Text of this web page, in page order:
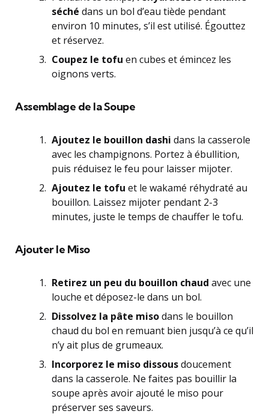
séché dans un bol d’eau tiède pendant
environ 10 minutes, s’il est utilisé. Égouttez
et réservez.
Coupez le tofu en cubes et émincez les
oignons verts.
Assemblage de la Soupe
Ajoutez le bouillon dashi dans la casserole
avec les champignons. Portez à ébullition,
puis réduisez le feu pour laisser mijoter.
Ajoutez le tofu et le wakamé réhydraté au
bouillon. Laissez mijoter pendant 2-3
minutes, juste le temps de chauffer le tofu.
Ajouter le Miso
Retirez un peu du bouillon chaud avec une
louche et déposez-le dans un bol.
Dissolvez la pâte misodans le bouillon
chaud du bol en remuant bien jusqu’à ce qu’il
n’y ait plus de grumeaux.
Incorporez le miso dissousdoucement
dans la casserole. Ne faites pas bouillir la
soupe après avoir ajouté le miso pour
préserver ses saveurs.